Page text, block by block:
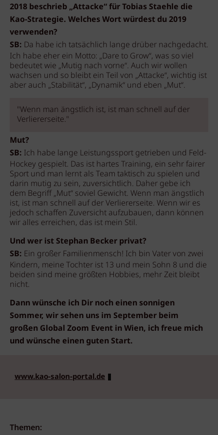
2018 beschrieb „Attacke“ für Tobias Staehle die
Kao-Strategie. Welches Wort würdest du 2019
verwenden?
SB: Da habe ich tatsächlich lange drüber nachgedacht.
Ich habe eher ein Motto: „Dare to Grow“, was so viel
bedeutet wie „Mutig nach vorne“. Auch wir wollen
wachsen und so bleibt ein Teil von „Attacke“, wichtig ist
aber auch „Stabilität“, „Dynamik“ und eben „Mut“.
"Wenn man ängstlich ist, ist man schnell auf der
Verliererseite."
Mut?
SB: Ich habe lange Leistungssport getrieben und Feld-
Hockey gespielt. Das ist hartes Training, ein sehr fairer
Sport und man lernt als Team taktisch zu spielen und
darin mutig zu sein, zuversichtlich. Daher gebe ich
dem Begriff „Mut“ soviel Gewicht. Wenn man ängstlich
ist, ist man schnell auf der Verliererseite. Wenn wir es
jedoch schaffen Zuversicht aufzubauen, dann können
wir alles erreichen, das ist mein Stil.
Und wer ist Stephan Becker privat?
SB: Ein großer Familienmensch! Ich bin Vater von zwei
Kindern, meine Tochter ist 13 und mein Sohn 8 und die
beiden sind meine größten Hobbies, mehr Zeit bleibt
nicht.
Dann wünsche ich Dir noch einen sonnigen
Sommer, wir sehen uns im September beim
großen Global Zoom Event in Wien, ich freue mich
und wünsche einen guten Start.
www.kao-salon-portal.de
Themen: